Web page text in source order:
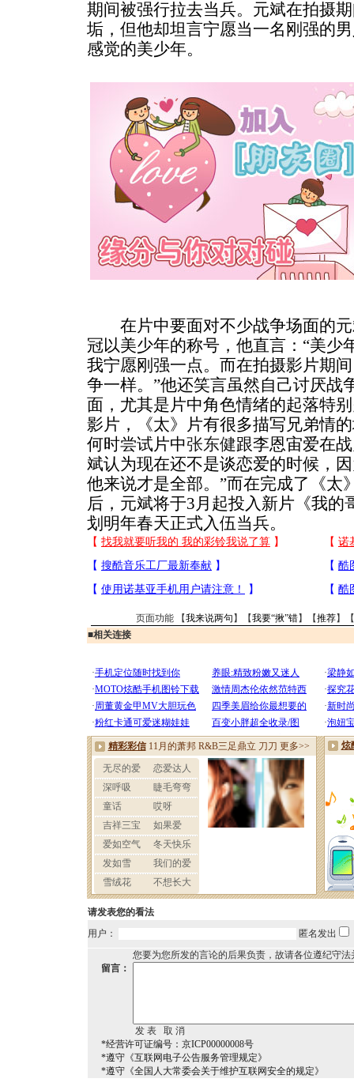
期间被强行拉去当兵。元斌在拍摄
垢，但他却坦言宁愿当一名刚强的
感觉的美少年。
在片中要面对不少战争场面的元
冠以美少年的称号，他直言：“美少
我宁愿刚强一点。而在拍摄影片期
争一样。”他还笑言虽然自己讨厌战
面，尤其是片中角色情绪的起落特
影片，《太》片有很多描写兄弟情
何时尝试片中张东健跟李恩宙爱在
斌认为现在还不是谈恋爱的时候，
他来说才是全部。”而在完成了《太
后，元斌将于3月起投入新片《我的
划明年春天正式入伍当兵。
页面功能 【我来说两句 】【我要“揪”错】【推荐】
■相关连接
请发表您的看法
用户：
匿名发出
您要为您所发的言论的后果负责，故请各位遵纪守
留言：
*经营许可证编号：京ICP00000008号
*遵守《互联网电子公告服务管理规定》
*遵守《全国人大常委会关于维护互联网安全的规定》